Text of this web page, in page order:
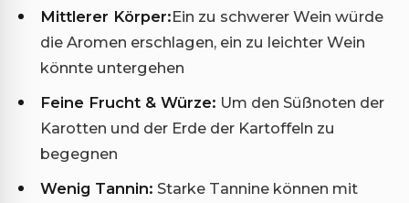
Mittlerer Körper:Ein zu schwerer Wein würde
die Aromen erschlagen, ein zu leichter Wein
könnte untergehen
Feine Frucht & Würze: Um den Süßnoten der
Karotten und der Erde der Kartoffeln zu
begegnen
Wenig Tannin: Starke Tannine können mit